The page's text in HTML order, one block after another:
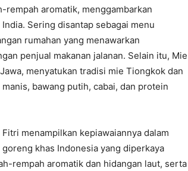
rempah aromatik, menggambarkan
Sering disantap sebagai menu
rumahan yang menawarkan
penjual makanan jalanan. Selain itu, Mie
menyatukan tradisi mie Tiongkok dan
bawang putih, cabai, dan protein
menampilkan kepiawaiannya dalam
khas Indonesia yang diperkaya
rempah aromatik dan hidangan laut, serta